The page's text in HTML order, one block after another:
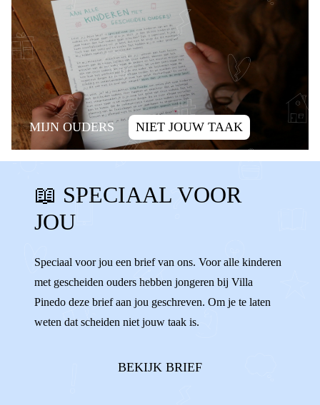
MIJN OUDERS NIET JOUW TAAK
SCHULD ALLEEN ZIJN
ALLEEN VOELEN SCHULDIG
WENNEN
WISSELEN VERHUIZEN ALLEEN
ENIGE AFSPRAKEN
📖 SPECIAAL VOOR
JOU
Speciaal voor jou een brief van ons. Voor alle kinderen
met gescheiden ouders hebben jongeren bij Villa
Pinedo deze brief aan jou geschreven. Om je te laten
weten dat scheiden niet jouw taak is.
BEKIJK BRIEF